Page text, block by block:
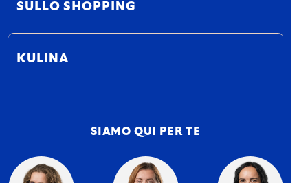
SULLO SHOPPING
KULINA
SIAMO QUI PER TE